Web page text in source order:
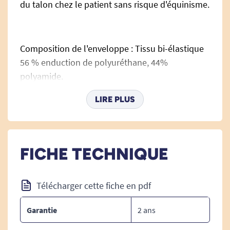
du talon chez le patient sans risque d'équinisme.
Composition de l'enveloppe : Tissu bi-élastique
56 % enduction de polyuréthane, 44%
polyamide.
Composition du garnissage du coussin : 100%
microbilles de polystyrène.
Conforme au décret 2000-164.
Entretien :
Lavable à 95°C. Ne pas utiliser de chlore, ne pas
LIRE PLUS
FICHE TECHNIQUE
Télécharger cette fiche en pdf
Garantie 2 ans